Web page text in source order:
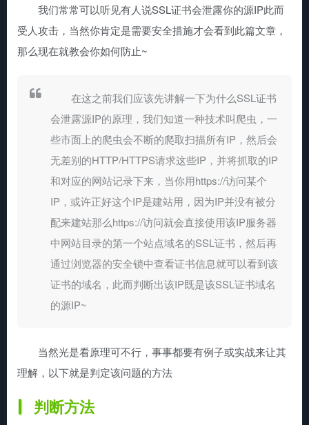
我们常常可以听见有人说SSL证书会泄露你的源IP此而
受人攻击，当然你肯定是需要安全措施才会看到此篇文章，
那么现在就教会你如何防止~
在这之前我们应该先讲解一下为什么SSL证书
会泄露源IP的原理，我们知道一种技术叫爬虫，一
些市面上的爬虫会不断的爬取扫描所有IP，然后会
无差别的HTTP/HTTPS请求这些IP，并将抓取的IP
和对应的网站记录下来，当你用https://访问某个
IP，或许正好这个IP是建站用，因为IP并没有被分
配来建站那么https://访问就会直接使用该IP服务器
中网站目录的第一个站点域名的SSL证书，然后再
通过浏览器的安全锁中查看证书信息就可以看到该
证书的域名，此而判断出该IP既是该SSL证书域名
的源IP~
当然光是看原理可不行，事事都要有例子或实战来让其
理解，以下就是判定该问题的方法
判断方法